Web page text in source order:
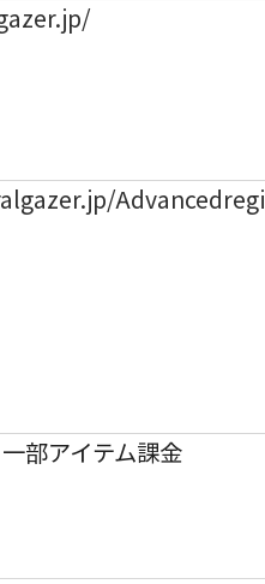
部アイテム課金